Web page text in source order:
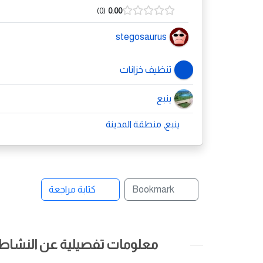
0.00
0
stegosaurus
تنظيف خزانات
ينبع
ينبع, منطقة المدينة
Bookmark كتابة مراجعة
معلومات تفصيلية عن النشاط